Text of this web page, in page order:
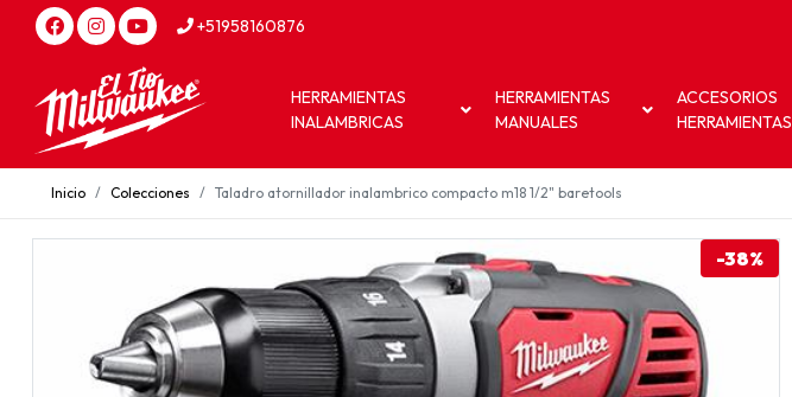
+51958160876
HERRAMIENTAS
INALAMBRICAS
HERRAMIENTAS
MANUALES
ACCESORIOS
HERRAMIENTAS
Inicio Colecciones Taladro atornillador inalambrico compacto m18 1/2" baretools
-38%